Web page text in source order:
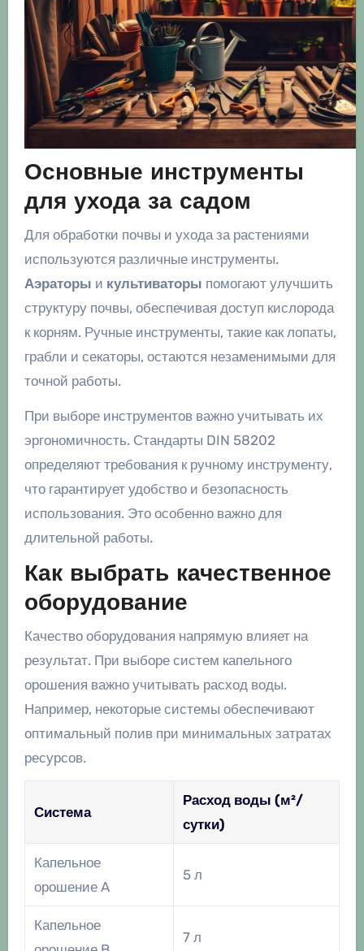
Основные инструменты
для ухода за садом
Для обработки почвы и ухода за растениями
используются различные инструменты.
Аэраторы и культиваторы помогают улучшить
структуру почвы, обеспечивая доступ кислорода
к корням. Ручные инструменты, такие как лопаты,
грабли и секаторы, остаются незаменимыми для
точной работы.
При выборе инструментов важно учитывать их
эргономичность. Стандарты DIN 58202
определяют требования к ручному инструменту,
что гарантирует удобство и безопасность
использования. Это особенно важно для
длительной работы.
Как выбрать качественное
оборудование
Качество оборудования напрямую влияет на
результат. При выборе систем капельного
орошения важно учитывать расход воды.
Например, некоторые системы обеспечивают
оптимальный полив при минимальных затратах
ресурсов.
Система
Расход воды (м²/
сутки)
Капельное
орошение A
5 л
Капельное
7 л